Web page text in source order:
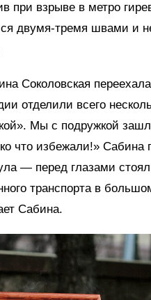
при взрыве в метро
двумя-тремя швами и
Соколовская
отделили всего
Мы с подружкой
что избежали!» Сабина
— перед глазами
транспорта в
Сабина.